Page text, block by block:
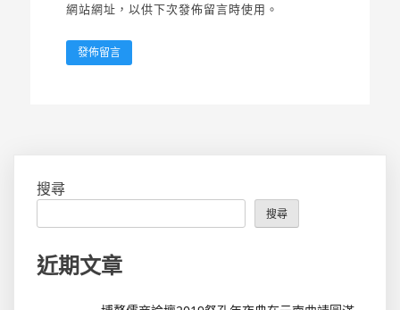
網站網址，以供下次發佈留言時使用。
搜尋
搜尋
近期文章